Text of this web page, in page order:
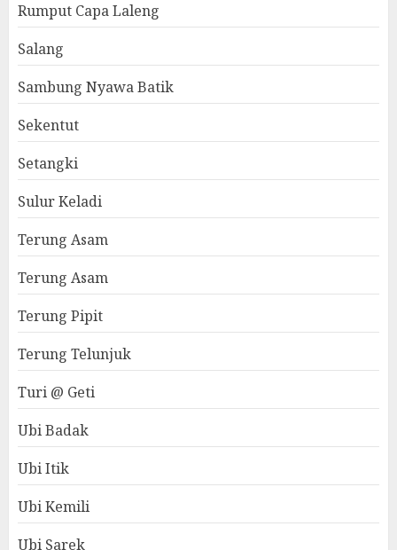
Rumput Capa Laleng
Salang
Sambung Nyawa Batik
Sekentut
Setangki
Sulur Keladi
Terung Asam
Terung Asam
Terung Pipit
Terung Telunjuk
Turi @ Geti
Ubi Badak
Ubi Itik
Ubi Kemili
Ubi Sarek